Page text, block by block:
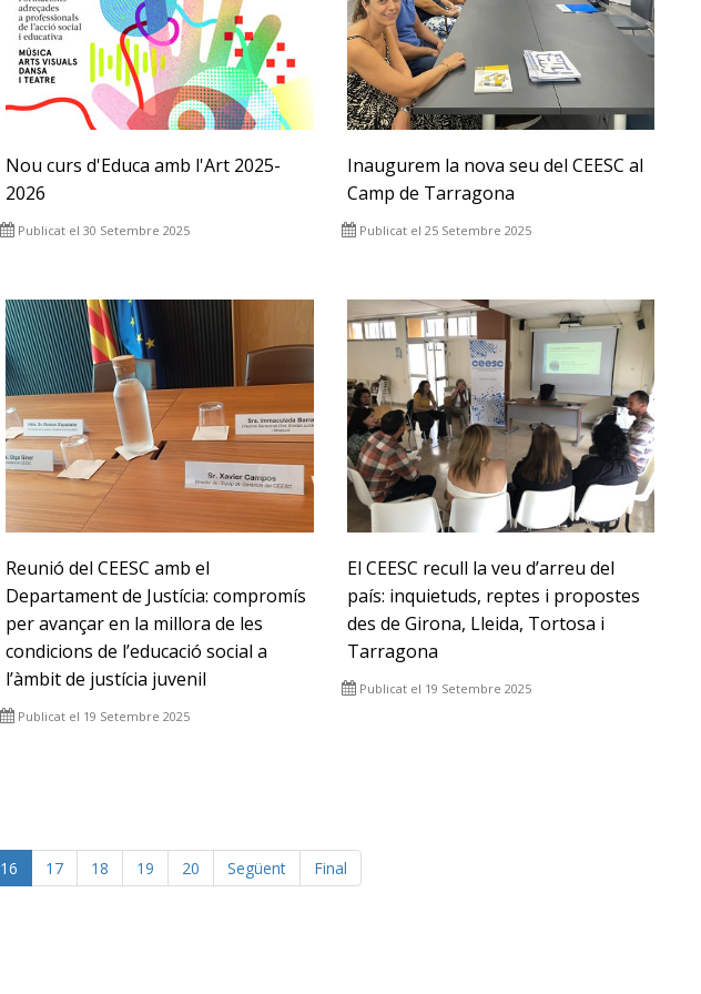
Nou curs d'Educa amb l'Art 2025-
2026
Publicat el 30 Setembre 2025
Inaugurem la nova seu del CEESC al
Camp de Tarragona
Publicat el 25 Setembre 2025
Reunió del CEESC amb el
Departament de Justícia: compromís
per avançar en la millora de les
condicions de l’educació social a
l’àmbit de justícia juvenil
Publicat el 19 Setembre 2025
El CEESC recull la veu d’arreu del
país: inquietuds, reptes i propostes
des de Girona, Lleida, Tortosa i
Tarragona
Publicat el 19 Setembre 2025
16 17 18 19 20 Següent Final